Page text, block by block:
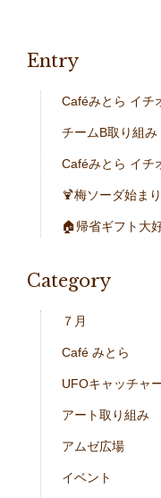
Entry
Caféみとら イチ
チームB取り組み
Caféみとら イチ
🍹梅ソーダ始ま
🏠帰省ギフト大
Category
７月
Café みとら
UFOキャッチャ
アート取り組み
アムゼ広場
イベント